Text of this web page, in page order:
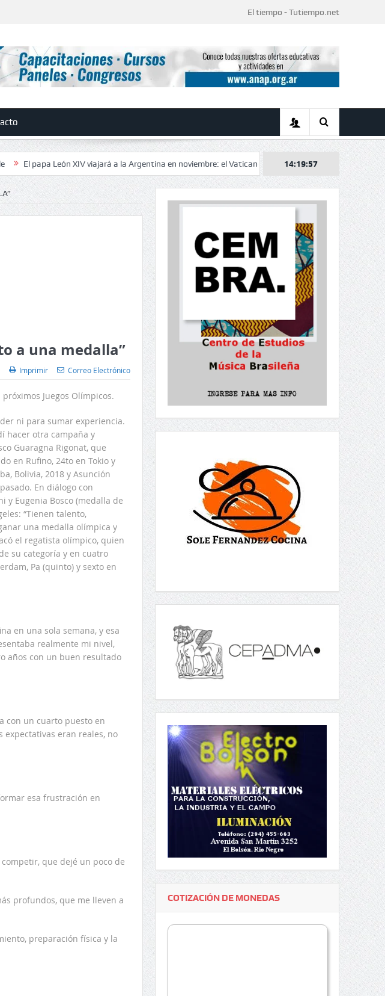
El tiempo - Tutiempo.net
León XIV viajará a la Argentina en noviembre: el Vaticano confirmó el itinerario de una histórica
14:19:58
a una medalla”
Imprimir Correo Electrónico
Juegos Olímpicos.
ni para sumar experiencia.
hacer otra campaña y
Guaragna Rigonat, que
en Rufino, 24to en Tokio y
Bolivia, 2018 y Asunción
En diálogo con
y Eugenia Bosco (medalla de
“Tienen talento,
una medalla olímpica y
el regatista olímpico, quien
su categoría y en cuatro
Pa (quinto) y sexto en
en una sola semana, y esa
realmente mi nivel,
años con un buen resultado
con un cuarto puesto en
expectativas eran reales, no
esa frustración en
que dejé un poco de
profundos, que me lleven a
preparación física y la
COTIZACIÓN DE MONEDAS